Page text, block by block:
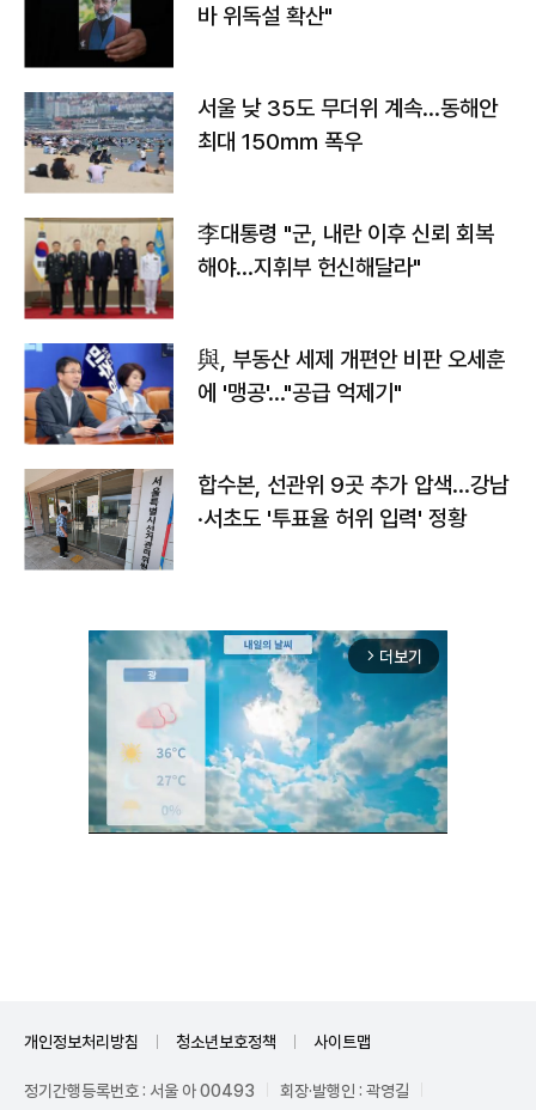
바 위독설 확산"
서울 낮 35도 무더위 계속…동해안
최대 150㎜ 폭우
李대통령 "군, 내란 이후 신뢰 회복
해야…지휘부 헌신해달라"
與, 부동산 세제 개편안 비판 오세훈
에 '맹공'…"공급 억제기"
합수본, 선관위 9곳 추가 압색…강남
·서초도 '투표율 허위 입력' 정황
arrow_forward_ios 더보기
개인정보처리방침 청소년보호정책 사이트맵
정기간행등록번호 : 서울 아 00493 회장·발행인 : 곽영길